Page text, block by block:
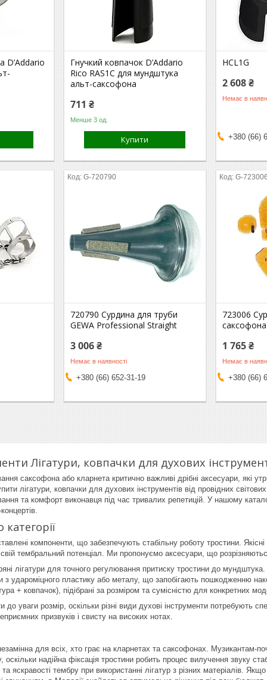
D’Addario
Гнучкий ковпачок D’Addario
Rico RAS1C для мундштука
альт-саксофона
711 ₴
Менше 3 од.
Купити
HCL1G
2 608 ₴
Немає в
+380 (66)
G-720790
720790 Сурдина для труби
GEWA Professional Straight
3 006 ₴
Немає в наявності
+380 (66) 652-31-19
G-
723006
1 765 ₴
Немає в
+380 (66)
Лігатури, ковпачки для духових
саксофона або кларнета критично важливі дрібні аксесуари, які
лігатури, ковпачки для духових інструментів від провідних
та комфорт виконавця під час тривалих репетицій. У нашому
компоненти, що забезпечують стабільну роботу тростини.
тембральний потенціал. Ми пропонуємо аксесуари, що
лігатури для точного регулювання притиску тростини до мундштука.
з удароміцного пластику або металу, що запобігають пошкодженню
+ ковпачок), підібрані за розміром та сумісністю для конкретних
до уваги розмір, оскільки різні види духові інструменти потребують
призвуків і свисту на високих нотах.
для всіх, хто грає на кларнетах та саксофонах. Музикантам-
надійна фіксація тростини робить процес вилучення звуку
яскравості тембру при використанні лігатур з різних матеріалів.